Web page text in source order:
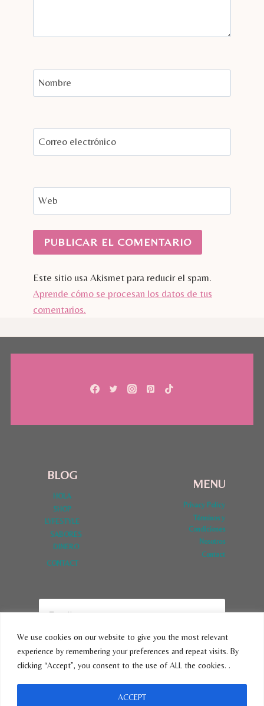
We use cookies on our website to give you the most relevant
experience by remembering your preferences and repeat visits. By
clicking “Accept”, you consent to the use of ALL the cookies. .
ACCEPT
Nombre
Correo electrónico
Web
Este sitio usa Akismet para reducir el spam.
Aprende cómo se procesan los datos de tus
comentarios.
BLOG
HOLA
SHOP
LYFESTYLE
SABORES
DINERO
CONTACT
MENU
Privacy Policy
Términos y
Condiciones
Nosotros
Contact
SUBSCRIBE